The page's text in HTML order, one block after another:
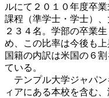
ルにて２０１０年度卒
課程（準学士・学士）
２３４名。学部の卒業
め、この比率は今後も
国籍の内訳は米国の６
ている。
テンプル大学ジャパン
ィアにある本校を含む